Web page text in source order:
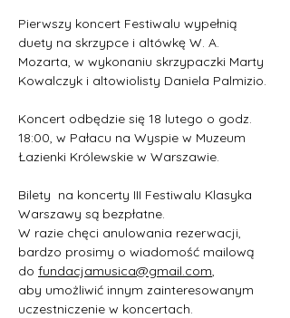
Pierwszy koncert Festiwalu wypełnią
duety na skrzypce i altówkę W. A.
Mozarta, w wykonaniu skrzypaczki Marty
Kowalczyk i altowiolisty Daniela Palmizio.
Koncert odbędzie się 18 lutego o godz.
18:00, w Pałacu na Wyspie w Muzeum
Łazienki Królewskie w Warszawie.
Bilety  na koncerty III Festiwalu Klasyka
Warszawy są bezpłatne.
W razie chęci anulowania rezerwacji,
bardzo prosimy o wiadomość mailową
do fundacjamusica@gmail.com,
aby umożliwić innym zainteresowanym
uczestniczenie w koncertach.